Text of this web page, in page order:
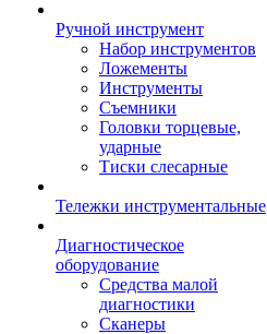
Ручной инструмент
Набор инструментов
Ложементы
Инструменты
Съемники
Головки торцевые,
ударные
Тиски слесарные
Тележки инструментальные
Диагностическое
оборудование
Средства малой
диагностики
Сканеры